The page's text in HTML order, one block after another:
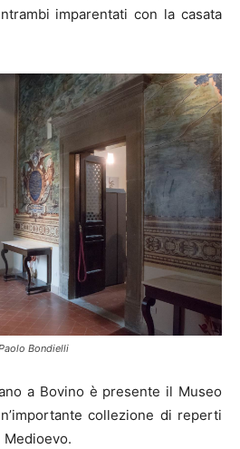
imparentati con la casata
Bondielli
a Bovino è presente il Museo
collezione di reperti
Medioevo.